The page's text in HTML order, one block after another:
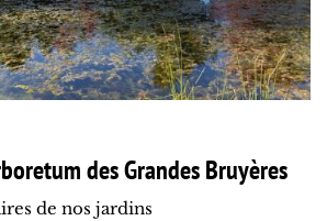
des Grandes Bruyères
de nos jardins